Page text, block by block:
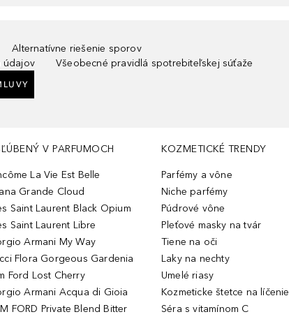
Alternatívne riešenie sporov
údajov
Všeobecné pravidlá spotrebiteľskej súťaže
V PARFUMOCH
La Vie Est Belle
Grande Cloud
Saint Laurent Black Opium
Saint Laurent Libre
Armani My Way
Flora Gorgeous Gardenia
Ford Lost Cherry
Armani Acqua di Gioia
FORD Private Blend Bitter
KOZMETICKÉ TRENDY
Parfémy a vône
Niche parfémy
Púdrové vône
Pleťové masky na tvár
Tiene na oči
Laky na nechty
Umelé riasy
Kozmeticke štetce na líčenie
Séra s vitamínom C